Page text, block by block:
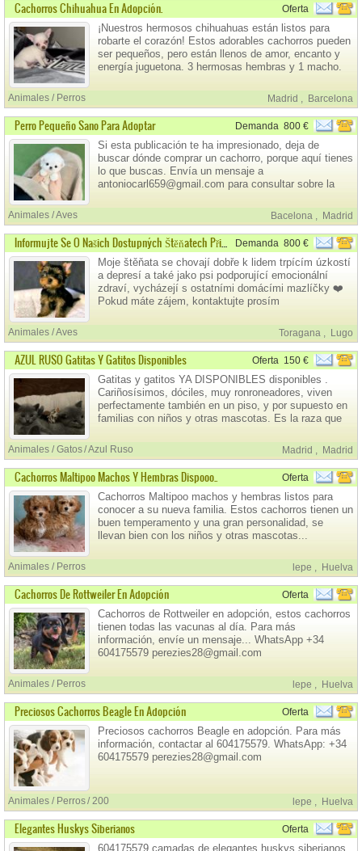
Cachorros Chihuahua En Adopción. Oferta
¡Nuestros hermosos chihuahuas están listos para
robarte el corazón! Estos adorables cachorros pueden
ser pequeños, pero están llenos de amor, encanto y
energía juguetona. 3 hermosas hembras y 1 macho.
Animales / Perros Madrid , Barcelona
Perro Pequeño Sano Para Adoptar Demanda 800 €
Si esta publicación te ha impresionado, deja de
buscar dónde comprar un cachorro, porque aquí tienes
lo que buscas. Envía un mensaje a
antoniocarl659@gmail.com para consultar sobre la
cachorro, incluyendo un depósito de 200 € antes de la
entrega.
Animales / Aves Bacelona , Madrid
Informujte Se O Našich Dostupných Štěňatech Připravených K Adopci Demanda 800 €
Moje štěňata se chovají dobře k lidem trpícím úzkostí
a depresí a také jako psi podporující emocionální
zdraví, vycházejí s ostatními domácími mazlíčky ❤️
Pokud máte zájem, kontaktujte prosím
Animales / Aves Toragana , Lugo
AZUL RUSO Gatitas Y Gatitos Disponibles Oferta 150 €
Gatitas y gatitos YA DISPONIBLES disponibles .
Cariñosísimos, dóciles, muy ronroneadores, viven
perfectamente también en un piso, y por supuesto en
familias con niños y otras mascotas. Es la raza que
Animales / Gatos Azul Ruso Madrid , Madrid
Cachorros Maltipoo Machos Y Hembras Dispooo.. Oferta
Cachorros Maltipoo machos y hembras listos para
conocer a su nueva familia. Estos cachorros tienen un
buen temperamento y una gran personalidad, se
llevan bien con los niños y otras mascotas...
Animales / Perros lepe , Huelva
Cachorros De Rottweiler En Adopción Oferta
Cachorros de Rottweiler en adopción, estos cachorros
tienen todas las vacunas al día. Para más
información, envíe un mensaje... WhatsApp +34
604175579 perezies28@gmail.com
Animales / Perros lepe , Huelva
Preciosos Cachorros Beagle En Adopción Oferta
Preciosos cachorros Beagle en adopción. Para más
información, contactar al 604175579. WhatsApp: +34
604175579 perezies28@gmail.com
Animales / Perros 200 lepe , Huelva
Elegantes Huskys Siberianos Oferta
604175579 camadas de elegantes huskys siberianos